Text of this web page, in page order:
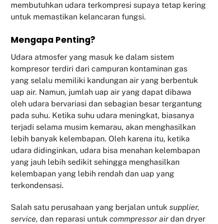
membutuhkan udara terkompresi supaya tetap kering
untuk memastikan kelancaran fungsi.
Mengapa Penting?
Udara atmosfer yang masuk ke dalam sistem
kompresor terdiri dari campuran kontaminan gas
yang selalu memiliki kandungan air yang berbentuk
uap air. Namun, jumlah uap air yang dapat dibawa
oleh udara bervariasi dan sebagian besar tergantung
pada suhu. Ketika suhu udara meningkat, biasanya
terjadi selama musim kemarau, akan menghasilkan
lebih banyak kelembapan. Oleh karena itu, ketika
udara didinginkan, udara bisa menahan kelembapan
yang jauh lebih sedikit sehingga menghasilkan
kelembapan yang lebih rendah dan uap yang
terkondensasi.
Salah satu perusahaan yang berjalan untuksupplier,
service, dan reparasi untukcommpressor air dan dryer